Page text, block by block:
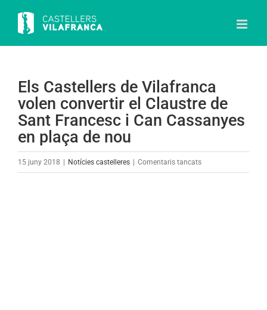
content
Els Castellers de Vilafranca
volen convertir el Claustre de
Sant Francesc i Can Cassanyes
en plaça de nou
15 juny 2018 Notícies castelleres Comentaris tancatsa